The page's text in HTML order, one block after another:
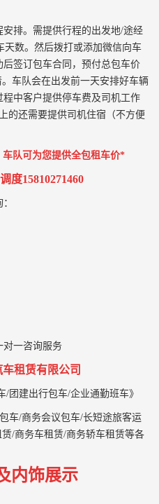
排。需提供行程的出发地/途经
数。然后拨打或添加微信向车
签订包车合同，预付总包车价
车队会在出发前一天安排好车辆
中客户提供停车费及司机工作
的还需要提供司机住宿（不方便
队可为您提供全包租车价*
度15810271460
对一咨询服务
租赁有限公司
团建出行包车/企业通勤班车》
车/商务会议包车/长短途旅客运
/商务车租赁/商务轿车租赁等各
内饰展示